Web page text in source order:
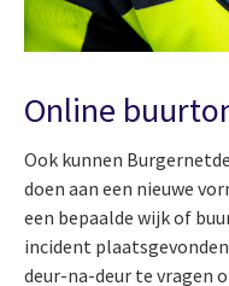
Online
Ook kunnen
doen aan een nieuwe
een bepaalde wijk of
incident
deur-na-deur te vragen